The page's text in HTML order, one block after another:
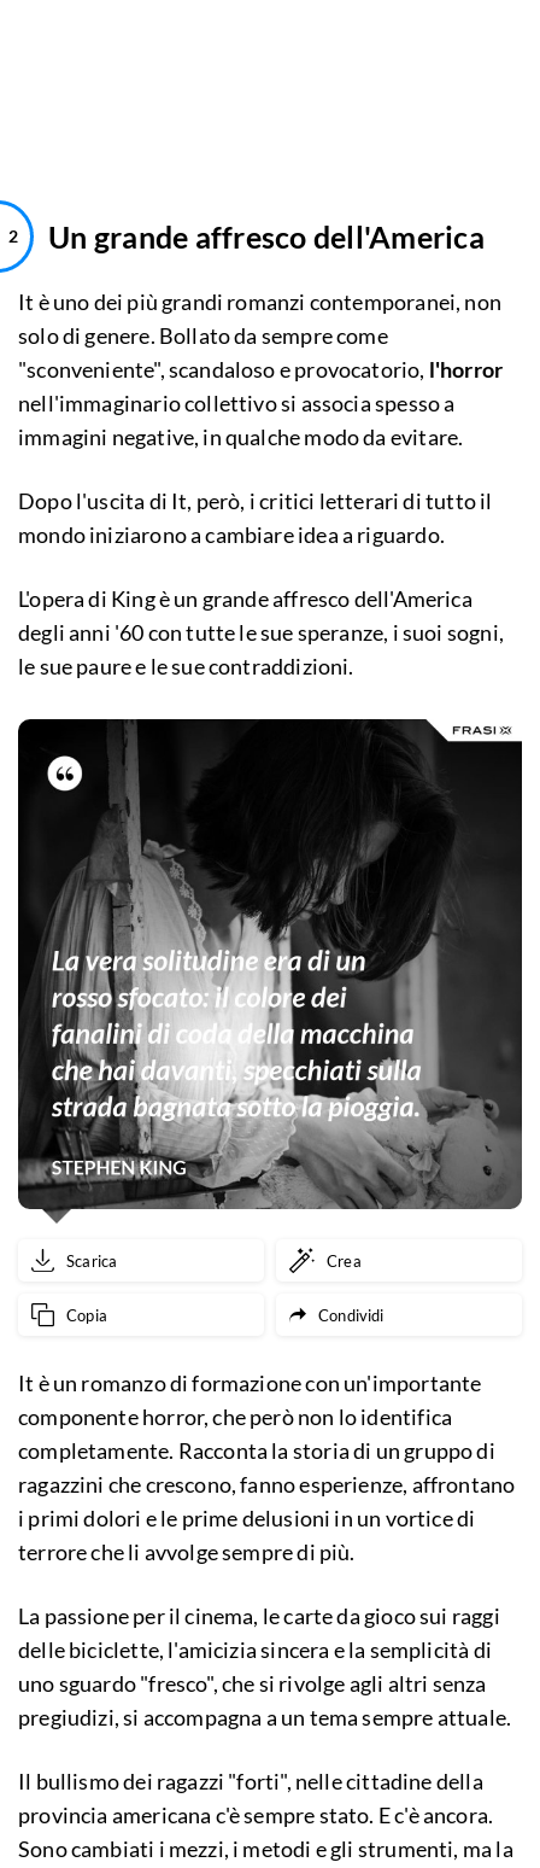
Un grande affresco dell'America
It è uno dei più grandi romanzi contemporanei, non
solo di genere. Bollato da sempre come
"sconveniente", scandaloso e provocatorio, l'horror
nell'immaginario collettivo si associa spesso a
immagini negative, in qualche modo da evitare.
Dopo l'uscita di It, però, i critici letterari di tutto il
mondo iniziarono a cambiare idea a riguardo.
L'opera di King è un grande affresco dell'America
degli anni '60 con tutte le sue speranze, i suoi sogni,
le sue paure e le sue contraddizioni.
Scarica Crea
Copia Condividi
It è un romanzo di formazione con un'importante
componente horror, che però non lo identifica
completamente. Racconta la storia di un gruppo di
ragazzini che crescono, fanno esperienze, affrontano
i primi dolori e le prime delusioni in un vortice di
terrore che li avvolge sempre di più.
La passione per il cinema, le carte da gioco sui raggi
delle biciclette, l'amicizia sincera e la semplicità di
uno sguardo "fresco", che si rivolge agli altri senza
pregiudizi, si accompagna a un tema sempre attuale.
Il bullismo dei ragazzi "forti", nelle cittadine della
provincia americana c'è sempre stato. E c'è ancora.
Sono cambiati i mezzi, i metodi e gli strumenti, ma la